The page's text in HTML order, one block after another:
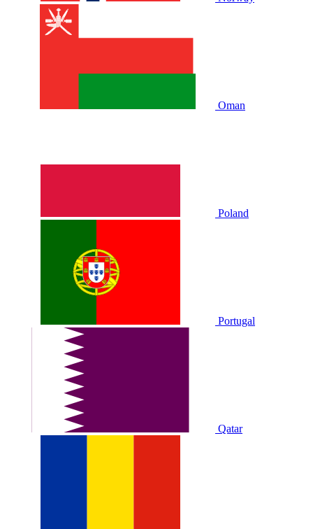
Oman
Poland
Portugal
Qatar